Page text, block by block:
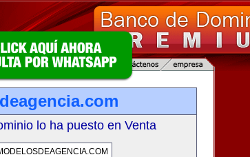
lo ha puesto en Venta